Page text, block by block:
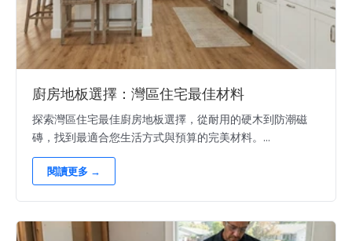
廚房地板選擇：灣區住宅最佳材料
探索灣區住宅最佳廚房地板選擇，從耐用的硬木到防潮磁
磚，找到最適合您生活方式與預算的完美材料。...
閱讀更多 →